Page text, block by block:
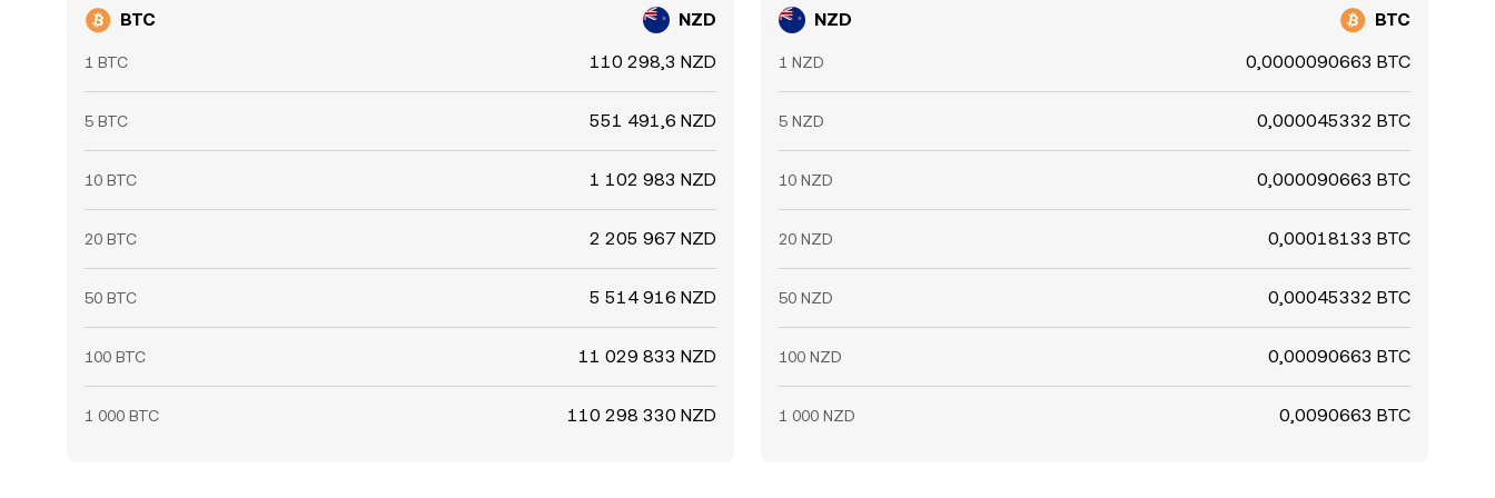
BTC NZD
1 BTC 110 298,3 NZD
5 BTC 551 491,6 NZD
10 BTC 1 102 983 NZD
20 BTC 2 205 967 NZD
50 BTC 5 514 916 NZD
100 BTC 11 029 833 NZD
1 000 BTC 110 298 330 NZD
NZD BTC
1 NZD 0,0000090663 BTC
5 NZD 0,000045332 BTC
10 NZD 0,000090663 BTC
20 NZD 0,00018133 BTC
50 NZD 0,00045332 BTC
100 NZD 0,00090663 BTC
1 000 NZD 0,0090663 BTC